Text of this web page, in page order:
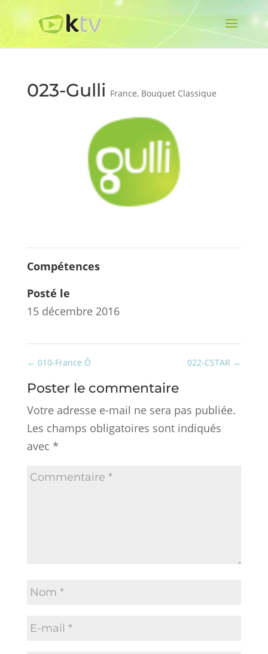
023-Gulli France, Bouquet Classique
Compétences
Posté le
15 décembre 2016
← 010-France Ô 022-CSTAR →
Poster le commentaire
Votre adresse e-mail ne sera pas publiée.
Les champs obligatoires sont indiqués
avec *